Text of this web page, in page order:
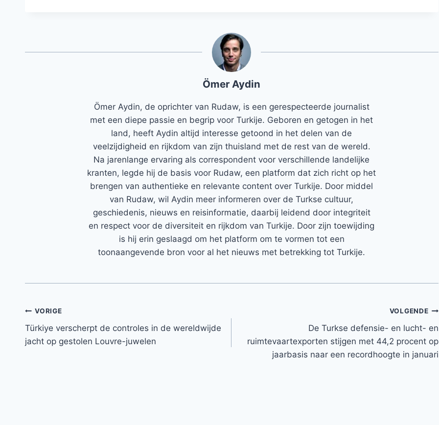
Ömer Aydin
Ömer Aydin, de oprichter van Rudaw, is een gerespecteerde journalist
met een diepe passie en begrip voor Turkije. Geboren en getogen in het
land, heeft Aydin altijd interesse getoond in het delen van de
veelzijdigheid en rijkdom van zijn thuisland met de rest van de wereld.
Na jarenlange ervaring als correspondent voor verschillende landelijke
kranten, legde hij de basis voor Rudaw, een platform dat zich richt op het
brengen van authentieke en relevante content over Turkije. Door middel
van Rudaw, wil Aydin meer informeren over de Turkse cultuur,
geschiedenis, nieuws en reisinformatie, daarbij leidend door integriteit
en respect voor de diversiteit en rijkdom van Turkije. Door zijn toewijding
is hij erin geslaagd om het platform om te vormen tot een
toonaangevende bron voor al het nieuws met betrekking tot Turkije.
Bericht
navigatie
VORIGE
Türkiye verscherpt de controles in de wereldwijde
jacht op gestolen Louvre-juwelen
VOLGENDE
De Turkse defensie- en lucht- en
ruimtevaartexporten stijgen met 44,2 procent op
jaarbasis naar een recordhoogte in januari